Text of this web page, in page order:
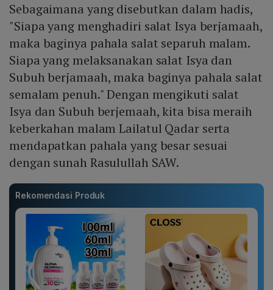
Sebagaimana yang disebutkan dalam hadis,
"Siapa yang menghadiri salat Isya berjamaah,
maka baginya pahala salat separuh malam.
Siapa yang melaksanakan salat Isya dan
Subuh berjamaah, maka baginya pahala salat
semalam penuh." Dengan mengikuti salat
Isya dan Subuh berjemaah, kita bisa meraih
keberkahan malam Lailatul Qadar serta
mendapatkan pahala yang besar sesuai
dengan sunah Rasulullah SAW.
Rekomendasi Produk